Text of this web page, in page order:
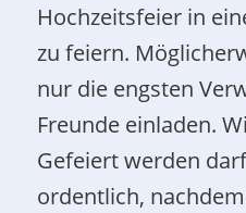
Hochzeitsfeier in
zu feiern.
nur die engsten
Freunde einladen.
Gefeiert werden
ordentlich,